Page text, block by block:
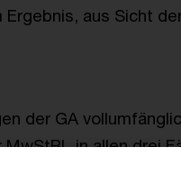
aus Sicht
der GA
in allen drei
des EuG.